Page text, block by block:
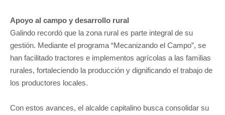
Apoyo al campo y desarrollo rural
Galindo recordó que la zona rural es parte integral de su
gestión. Mediante el programa “Mecanizando el Campo”, se
han facilitado tractores e implementos agrícolas a las familias
rurales, fortaleciendo la producción y dignificando el trabajo de
los productores locales.
Con estos avances, el alcalde capitalino busca consolidar su